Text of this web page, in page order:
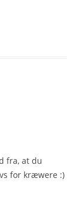
fra, at du
for kræwere :)